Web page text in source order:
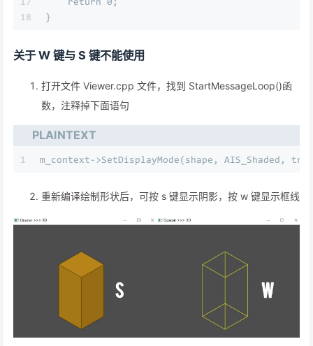
18
}
关于 W 键与 S 键不能使用
打开文件 Viewer.cpp 文件，找到 StartMessageLoop()函
数，注释掉下面语句
PLAINTEXT
1 m_context->SetDisplayMode(shape, AIS_Shaded,
重新编译绘制形状后，可按 s 键显示阴影，按 w 键显示框线